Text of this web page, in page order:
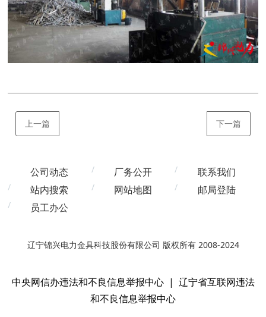
上一篇 下一篇
公司动态 厂务公开
联系我们
站内搜索
网站地图
邮局登陆
员工办公
辽宁锦兴电力金具科技股份有限公司 版权所有 2008-2024
中央网信办违法和不良信息举报中心| 辽宁省互联网违法
和不良信息举报中心